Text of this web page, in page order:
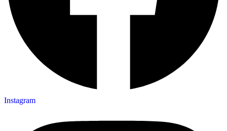
Instagram